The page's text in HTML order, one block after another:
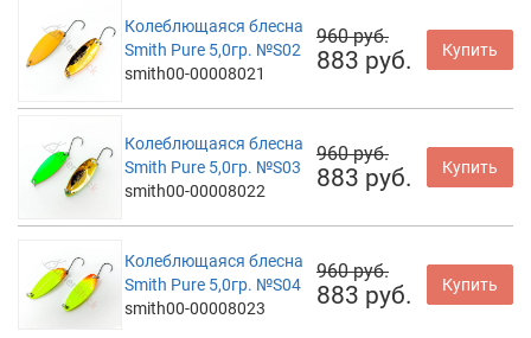
Колеблющаяся блесна
Smith Pure 5,0гр. №S02
smith00-00008021
960 руб.
883 руб. Купить
Колеблющаяся блесна
Smith Pure 5,0гр. №S03
smith00-00008022
960 руб.
883 руб. Купить
Колеблющаяся блесна
Smith Pure 5,0гр. №S04
smith00-00008023
960 руб.
883 руб. Купить